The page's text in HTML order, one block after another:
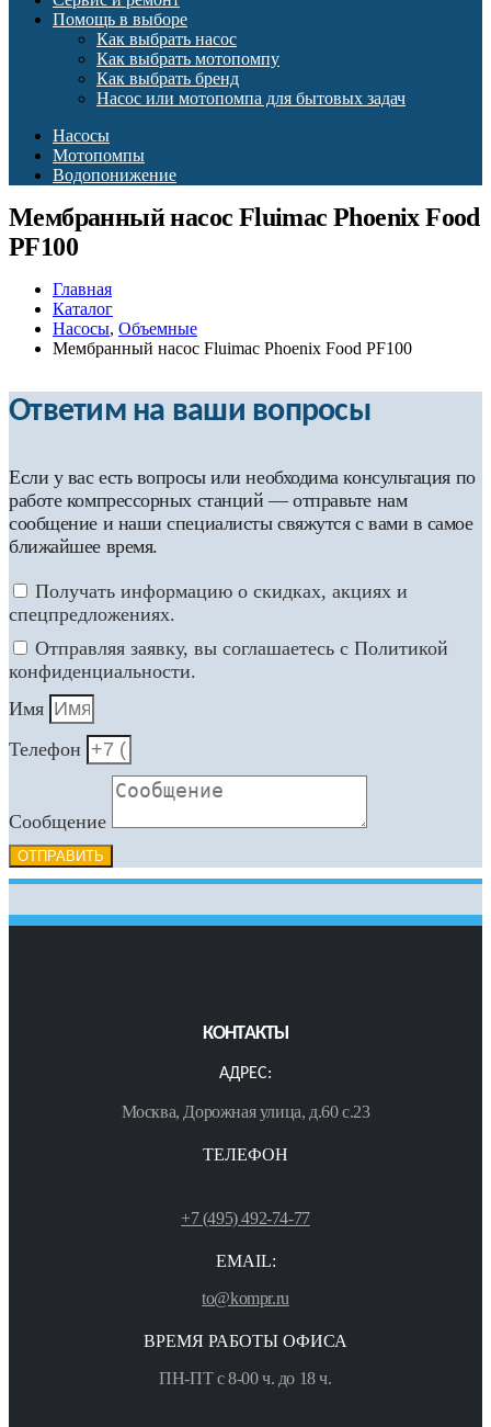
Помощь в выборе
Как выбрать насос
Как выбрать мотопомпу
Как выбрать бренд
Насос или мотопомпа для бытовых задач
Насосы
Мотопомпы
Водопонижение
Мембранный насос Fluimac Phoenix Food
PF100
Главная
Каталог
Насосы, Объемные
Мембранный насос Fluimac Phoenix Food PF100
Ответим на ваши вопросы
Если у вас есть вопросы или необходима консультация по
работе компрессорных станций — отправьте нам
сообщение и наши специалисты свяжутся с вами в самое
ближайшее время.
Получать информацию о скидках, акциях и
спецпредложениях.
Отправляя заявку, вы соглашаетесь с Политикой
конфиденциальности.
Имя
Телефон
Сообщение
ОТПРАВИТЬ
КОНТАКТЫ
АДРЕС:
Москва, Дорожная улица, д.60 с.23
ТЕЛЕФОН
+7 (495) 492-74-77
EMAIL:
to@kompr.ru
ВРЕМЯ РАБОТЫ ОФИСА
ПН-ПТ с 8-00 ч. до 18 ч.